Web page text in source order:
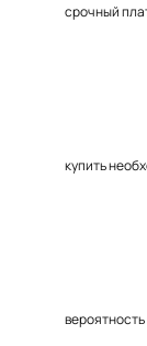
срочный
купить